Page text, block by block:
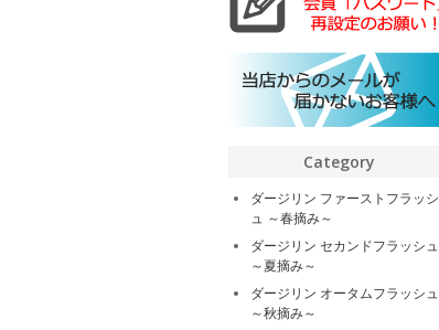
Category
ダージリン ファーストフラッシ
ュ ～春摘み～
ダージリン セカンドフラッシュ
～夏摘み～
ダージリン オータムフラッシュ
～秋摘み～